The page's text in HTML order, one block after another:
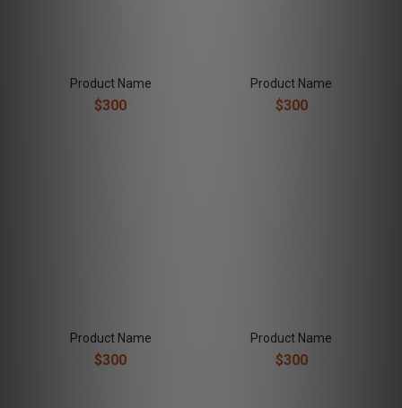
Product Name
$300
Product Name
$300
Product Name
$300
Product Name
$300